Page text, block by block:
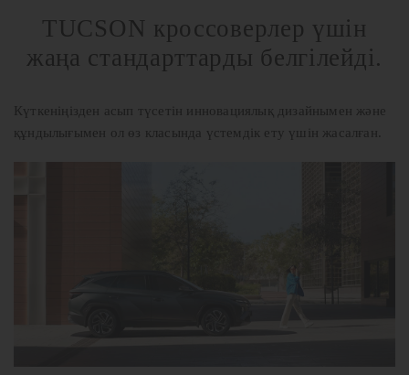
TUCSON кроссоверлер үшін
жаңа стандарттарды белгілейді.
Күткеніңізден асып түсетін инновациялық дизайнымен және
құндылығымен ол өз класында үстемдік ету үшін жасалған.